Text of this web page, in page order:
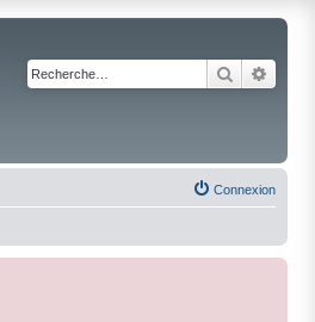
Rechercher
Connexion